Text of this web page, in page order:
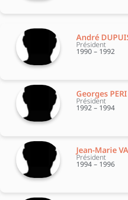
André
Président
1990 – 1992
Georges PERI
Président
1992 – 1994
Jean-Marie
Président
1994 – 1996